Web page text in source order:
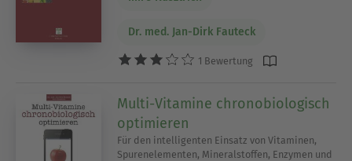
Dr. med. Jan-Dirk Fauteck
1 Bewertung
Multi-Vitamine chronobiologisch
optimieren
Für den intelligenten Einsatz von Vitaminen,
Spurenelementen, Mineralstoffen, Enzymen und